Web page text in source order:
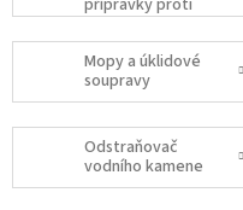
přípravky proti
prachu
Mopy a úklidové
soupravy
Odstraňovač
vodního kamene